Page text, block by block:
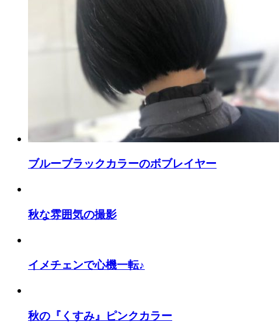
ブルーブラックカラーのボブレイヤー
秋な雰囲気の撮影
イメチェンで心機一転♪
秋の『くすみ』ピンクカラー